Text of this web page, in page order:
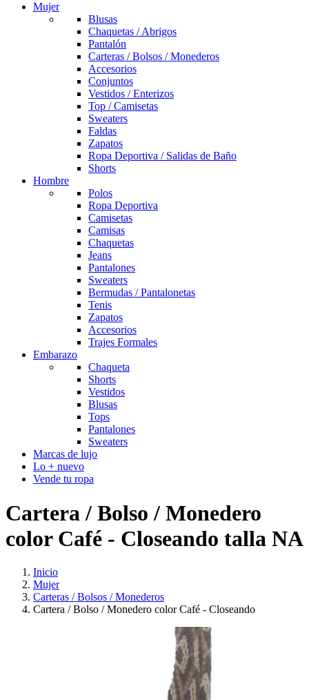
Mujer
Blusas
Chaquetas / Abrigos
Pantalón
Carteras / Bolsos / Monederos
Accesorios
Conjuntos
Vestidos / Enterizos
Top / Camisetas
Sweaters
Faldas
Zapatos
Ropa Deportiva / Salidas de Baño
Shorts
Hombre
Polos
Ropa Deportiva
Camisetas
Camisas
Chaquetas
Jeans
Pantalones
Sweaters
Bermudas / Pantalonetas
Tenis
Zapatos
Accesorios
Trajes Formales
Embarazo
Chaqueta
Shorts
Vestidos
Blusas
Tops
Pantalones
Sweaters
Marcas de lujo
Lo + nuevo
Vende tu ropa
Cartera / Bolso / Monedero
color Café - Closeando talla NA
Inicio
Mujer
Carteras / Bolsos / Monederos
Cartera / Bolso / Monedero color Café - Closeando